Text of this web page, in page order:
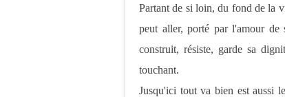
Partant de si loin, du fond de la
peut aller, porté par l'amour
construit, résiste, garde sa
touchant.
Jusqu'ici tout va bien est aussi